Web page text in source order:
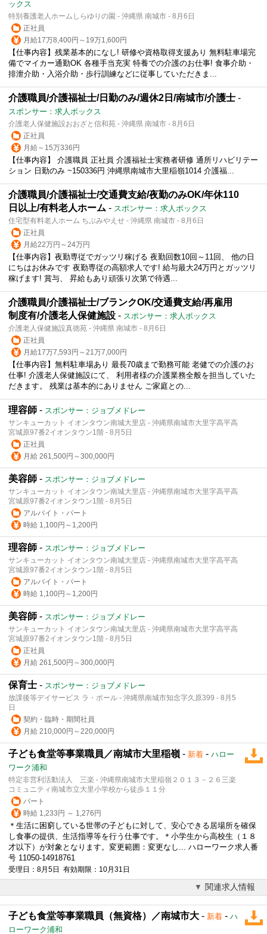
ックス
特別養護老人ホームしらゆりの園 - 沖縄県 南城市 - 8月6日
正社員
月給17万8,400円～19万1,600円
【仕事内容】残業基本的になし! 研修や資格取得支援あり 無料駐車場完
備でマイカー通勤OK 各種手当充実 特養での介護のお仕事! 食事介助・
排泄介助・入浴介助・歩行訓練などに従事していただきま...
介護職員/介護福祉士/日勤のみ/週休2日/南城市/介護士 -
スポンサー：求人ボックス
介護老人保健施設おおざと信和苑 - 沖縄県 南城市 - 8月6日
正社員
月給～15万336円
【仕事内容】 介護職員 正社員 介護福祉士実務者研修 通所リハビリテー
ション 日勤のみ ~150336円 沖縄県南城市大里稲嶺1014 介護福...
介護職員/介護福祉士/交通費支給/夜勤のみOK/年休110
日以上/有料老人ホーム - スポンサー：求人ボックス
住宅型有料老人ホーム ちぶみやえせ - 沖縄県 南城市 - 8月6日
正社員
月給22万円～24万円
【仕事内容】夜勤専従でガッツリ稼げる 夜勤回数10回～11回、 他の日
にちはお休みです 夜勤専従の高額求人です! 給与最大24万円とガッツリ
稼げます! 賞与、 昇給もあり頑張り次第で待遇...
介護職員/介護福祉士/ブランクOK/交通費支給/再雇用
制度有/介護老人保健施設 - スポンサー：求人ボックス
介護老人保健施設真徳苑 - 沖縄県 南城市 - 8月6日
正社員
月給17万7,593円～21万7,000円
【仕事内容】無料駐車場あり 最長70歳まで勤務可能 老健での介護のお
仕事! 介護老人保健施設にて、 利用者様の介護業務全般を担当していた
だきます。 残業は基本的にありません ご家庭との...
理容師 - スポンサー：ジョブメドレー
サンキューカット イオンタウン南城大里店 - 沖縄県南城市大里字高平高
宮城原97番2イオンタウン1階 - 8月5日
正社員
月給 261,500円～300,000円
美容師 - スポンサー：ジョブメドレー
サンキューカット イオンタウン南城大里店 - 沖縄県南城市大里字高平高
宮城原97番2イオンタウン1階 - 8月5日
アルバイト・パート
時給 1,100円～1,200円
理容師 - スポンサー：ジョブメドレー
サンキューカット イオンタウン南城大里店 - 沖縄県南城市大里字高平高
宮城原97番2イオンタウン1階 - 8月5日
アルバイト・パート
時給 1,100円～1,200円
美容師 - スポンサー：ジョブメドレー
サンキューカット イオンタウン南城大里店 - 沖縄県南城市大里字高平高
宮城原97番2イオンタウン1階 - 8月5日
正社員
月給 261,500円～300,000円
保育士 - スポンサー：ジョブメドレー
放課後等デイサービス ラ・ポール - 沖縄県南城市知念字久原399 - 8月5
日
契約・臨時・期間社員
月給 210,000円～220,000円
子ども食堂等事業職員／南城市大里稲嶺 - 新着 - ハロー
ワーク浦和
特定非営利活動法人 三楽 - 沖縄県南城市大里稲嶺２０１３－２６三楽
コミュニティ南城市立大里小学校から徒歩１１分
パート
時給 1,233円 ～ 1,276円
＊生活に困窮している世帯の子どもに対して、安心できる居場所を確保
し食事の提供、生活指導等を行う仕事です。＊小学生から高校生（１８
才以下）が対象となります。変更範囲：変更なし... ハローワーク求人番
号 11050-14918761
受理日：8月5日 有効期限：10月31日
関連求人情報
子ども食堂等事業職員（無資格）／南城市大 - 新着 - ハ
ローワーク浦和